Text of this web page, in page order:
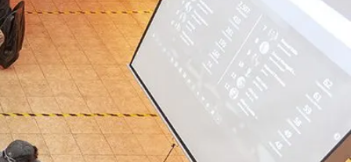
Fes voluntariat
Fes voluntariat